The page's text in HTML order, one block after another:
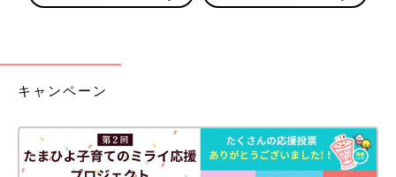
キャンペーン